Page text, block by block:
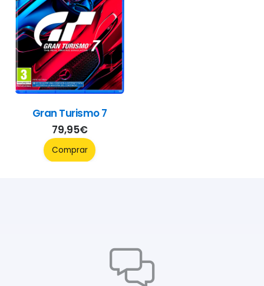
Gran Turismo 7
79,95€
Comprar